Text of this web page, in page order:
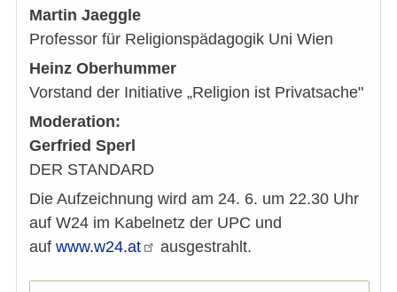
Martin Jaeggle
Professor für Religionspädagogik Uni Wien
Heinz Oberhummer
Vorstand der Initiative „Religion ist Privatsache"
Moderation:
Gerfried Sperl
DER STANDARD
Die Aufzeichnung wird am 24. 6. um 22.30 Uhr
auf W24 im Kabelnetz der UPC und
auf www.w24.at ausgestrahlt.